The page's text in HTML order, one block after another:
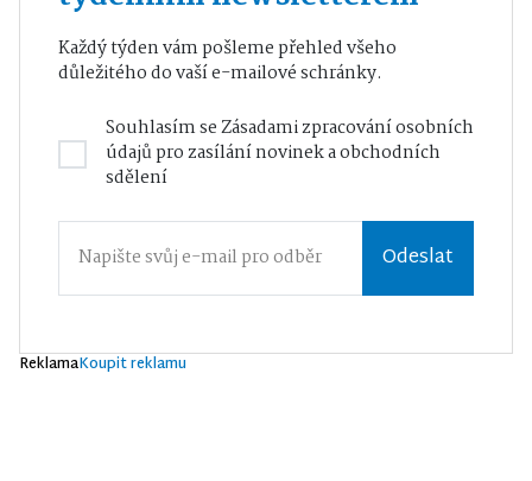
Každý týden vám pošleme přehled všeho
důležitého do vaší e-mailové schránky.
Souhlasím seZásadami zpracování osobních
údajůpro zasílání novinek a obchodních
sdělení
Odeslat
ReklamaKoupit reklamu